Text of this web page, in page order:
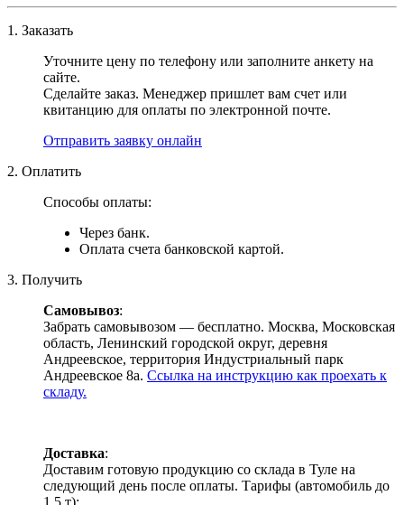
1. Заказать
Уточните цену по телефону или заполните анкету на
сайте.
Сделайте заказ. Менеджер пришлет вам счет или
квитанцию для оплаты по электронной почте.
Отправить заявку онлайн
2. Оплатить
Способы оплаты:
Через банк.
Оплата счета банковской картой.
3. Получить
Самовывоз:
Забрать самовывозом — бесплатно. Москва, Московская
область, Ленинский городской округ, деревня
Андреевское, территория Индустриальный парк
Андреевское 8а. Ссылка на инструкцию как проехать к
складу.
Доставка:
Доставим готовую продукцию со склада в Туле на
следующий день после оплаты. Тарифы (автомобиль до
1.5 т):